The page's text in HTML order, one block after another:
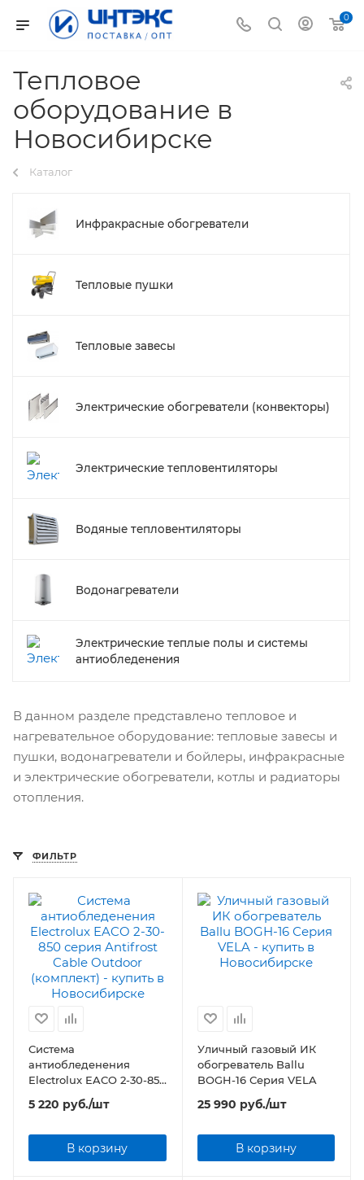
0
Тепловое
оборудование в
Новосибирске
Каталог
Инфракрасные обогреватели
Тепловые пушки
Тепловые завесы
Электрические обогреватели (конвекторы)
Электрические тепловентиляторы
Водяные тепловентиляторы
Водонагреватели
Электрические теплые полы и системы
антиобледенения
В данном разделе представлено тепловое и
нагревательное оборудование: тепловые завесы и
пушки, водонагреватели и бойлеры, инфракрасные
и электрические обогреватели, котлы и радиаторы
отопления.
ФИЛЬТР
Система
антиобледенения
Electrolux EACO 2-30-850
серия Antifrost Cable
Outdoor (комплект)
5 220 руб./шт
В корзину
Уличный газовый ИК
обогреватель Ballu
BOGH-16 Серия VELA
25 990 руб./шт
В корзину